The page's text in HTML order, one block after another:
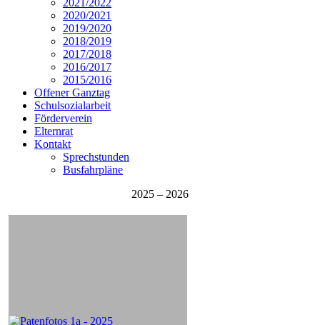
2021/2022
2020/2021
2019/2020
2018/2019
2017/2018
2016/2017
2015/2016
Offener Ganztag
Schulsozialarbeit
Förderverein
Elternrat
Kontakt
Sprechstunden
Busfahrpläne
2025 – 2026